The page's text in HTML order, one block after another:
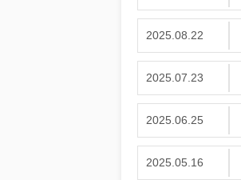
2025.08.22
2025.07.23
2025.06.25
2025.05.16